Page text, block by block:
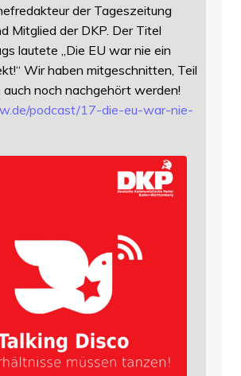
der Tageszeitung
Mitglied der DKP. Der Titel
lautete „Die EU war nie ein
Wir haben mitgeschnitten, Teil
auch noch nachgehört werden!
podcast/17-die-eu-war-nie-